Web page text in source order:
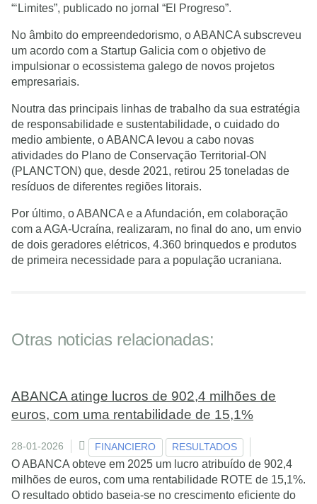
“‘Limites”, publicado no jornal “El Progreso”.
No âmbito do empreendedorismo, o ABANCA subscreveu
um acordo com a Startup Galicia com o objetivo de
impulsionar o ecossistema galego de novos projetos
empresariais.
Noutra das principais linhas de trabalho da sua estratégia
de responsabilidade e sustentabilidade, o cuidado do
medio ambiente, o ABANCA levou a cabo novas
atividades do Plano de Conservação Territorial-ON
(PLANCTON) que, desde 2021, retirou 25 toneladas de
resíduos de diferentes regiões litorais.
Por último, o ABANCA e a Afundación, em colaboração
com a AGA-Ucraína, realizaram, no final do ano, um envio
de dois geradores elétricos, 4.360 brinquedos e produtos
de primeira necessidade para a população ucraniana.
Otras noticias relacionadas:
ABANCA atinge lucros de 902,4 milhões de
euros, com uma rentabilidade de 15,1%
28-01-2026 FINANCIERO RESULTADOS
O ABANCA obteve em 2025 um lucro atribuído de 902,4
milhões de euros, com uma rentabilidade ROTE de 15,1%.
O resultado obtido baseia-se no crescimento eficiente do